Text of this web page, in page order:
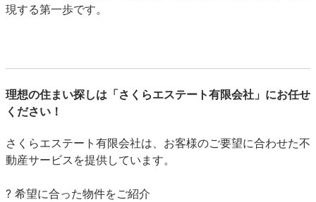
現する第一歩です。
理想の住まい探しは「さくらエステート有限会社」にお任せ
ください！
さくらエステート有限会社は、お客様のご要望に合わせた不
動産サービスを提供しています。
? 希望に合った物件をご紹介